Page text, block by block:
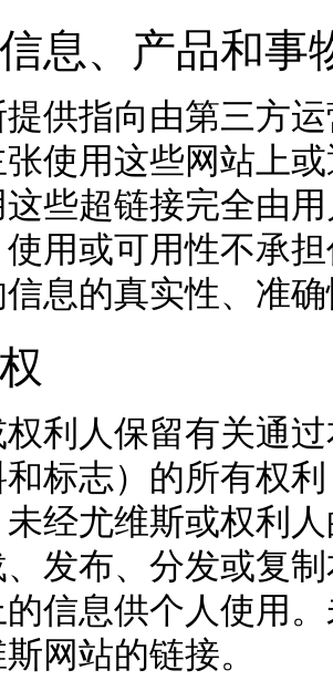
息、产品和事
供指向由第三方
使用这些网站上
些超链接完全由
用或可用性不承
息的真实性、准
利人保留有关通
标志）的所有权
经尤维斯或权利
发布、分发或复
信息供个人使用
网站的链接。